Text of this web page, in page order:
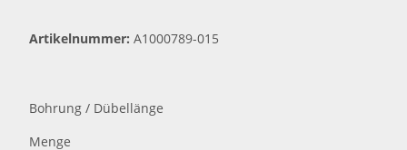
Artikelnummer: A1000789-015
Bohrung / Dübellänge
Menge